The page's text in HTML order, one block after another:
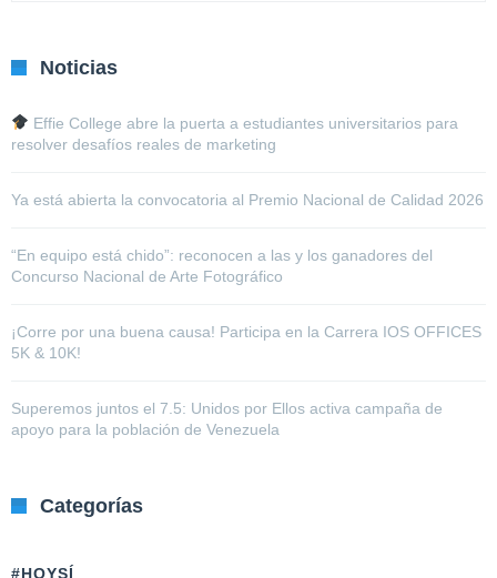
Noticias
Effie College abre la puerta a estudiantes universitarios para
resolver desafíos reales de marketing
Ya está abierta la convocatoria al Premio Nacional de Calidad 2026
“En equipo está chido”: reconocen a las y los ganadores del
Concurso Nacional de Arte Fotográfico
¡Corre por una buena causa! Participa en la Carrera IOS OFFICES
5K & 10K!
Superemos juntos el 7.5: Unidos por Ellos activa campaña de
apoyo para la población de Venezuela
Categorías
#HOYSÍ